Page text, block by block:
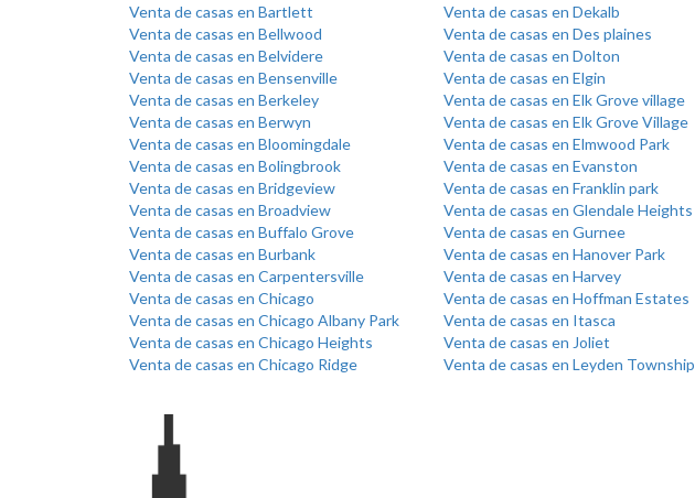
Venta de casas en Bartlett
Venta de casas en Bellwood
Venta de casas en Belvidere
Venta de casas en Bensenville
Venta de casas en Berkeley
Venta de casas en Berwyn
Venta de casas en Bloomingdale
Venta de casas en Bolingbrook
Venta de casas en Bridgeview
Venta de casas en Broadview
Venta de casas en Buffalo Grove
Venta de casas en Burbank
Venta de casas en Carpentersville
Venta de casas en Chicago
Venta de casas en Chicago Albany Park
Venta de casas en Chicago Heights
Venta de casas en Chicago Ridge
Venta de casas en Dekalb
Venta de casas en Des plaines
Venta de casas en Dolton
Venta de casas en Elgin
Venta de casas en Elk Grove village
Venta de casas en Elk Grove Village
Venta de casas en Elmwood Park
Venta de casas en Evanston
Venta de casas en Franklin park
Venta de casas en Glendale Heights
Venta de casas en Gurnee
Venta de casas en Hanover Park
Venta de casas en Harvey
Venta de casas en Hoffman Estates
Venta de casas en Itasca
Venta de casas en Joliet
Venta de casas en Leyden Township